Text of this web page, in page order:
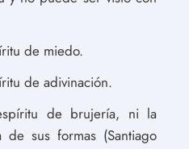
de miedo.
de adivinación.
de brujería, ni la
sus formas (Santiago